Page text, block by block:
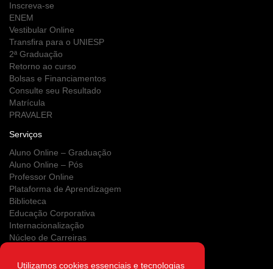
Utilizamos cookies essenciais e tecnologias
Inscreva-se
ENEM
Vestibular Online
Transfira para o UNIESP
2ª Graduação
Retorno ao curso
Bolsas e Financiamentos
Consulte seu Resultado
Matrícula
PRAVALER
Serviços
Aluno Online – Graduação
Aluno Online – Pós
Professor Online
Plataforma de Aprendizagem
Biblioteca
Educação Corporativa
Internacionalização
Núcleo de Carreiras
NUPS